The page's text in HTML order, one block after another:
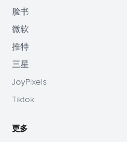
脸书
微软
推特
三星
JoyPixels
Tiktok
更多